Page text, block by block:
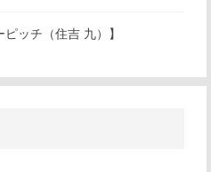
ッチ（住吉 九）】